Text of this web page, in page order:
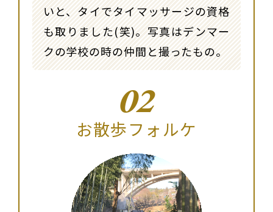
いと、タイでタイマッサージの資格
も取りました(笑)。写真はデンマー
クの学校の時の仲間と撮ったもの。
02
お散歩フォルケ